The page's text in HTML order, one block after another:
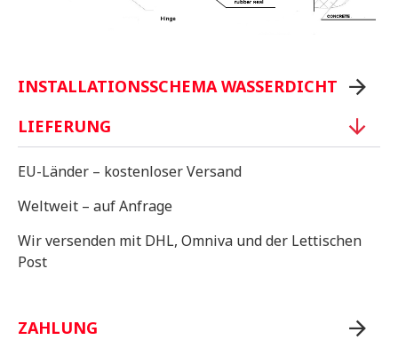
INSTALLATIONSSCHEMA WASSERDICHT
LIEFERUNG
EU-Länder – kostenloser Versand
Weltweit – auf Anfrage
Wir versenden mit DHL, Omniva und der Lettischen
Post
ZAHLUNG